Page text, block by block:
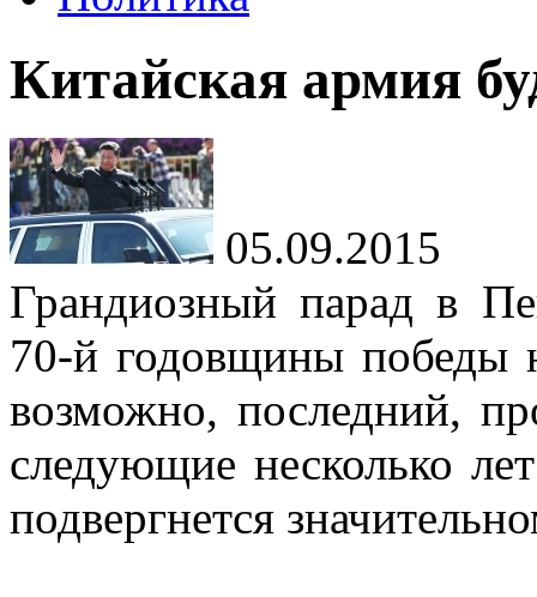
Китайская армия
05.09.2015
Грандиозный парад в
70-й годовщины победы
возможно, последний,
следующие несколько
подвергнется